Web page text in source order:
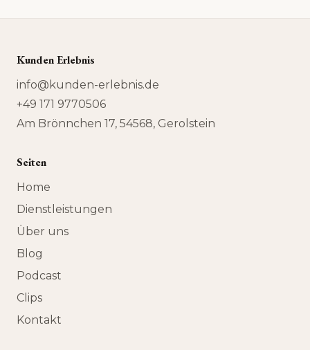
Kunden Erlebnis
info@kunden-erlebnis.de
+49 171 9770506
Am Brönnchen 17, 54568, Gerolstein
Seiten
Home
Dienstleistungen
Über uns
Blog
Podcast
Clips
Kontakt